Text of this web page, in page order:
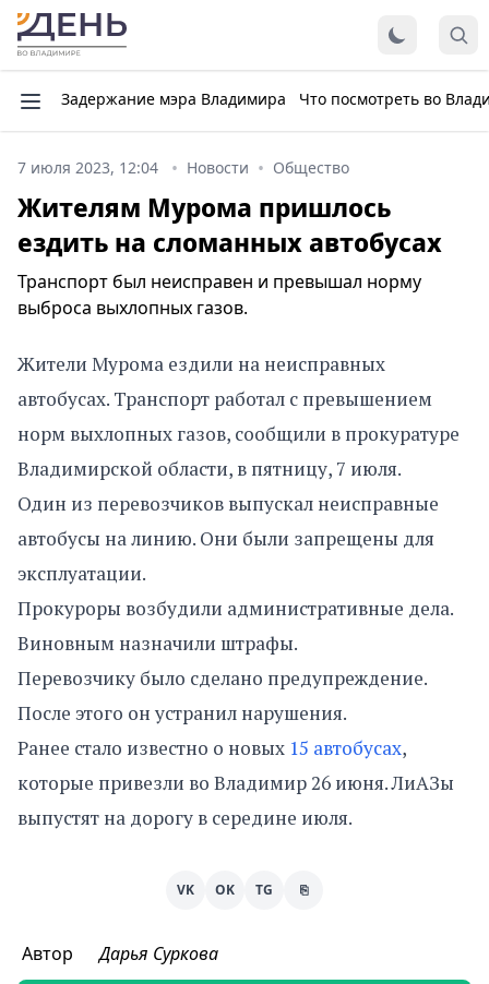
Задержание мэра Владимира Что посмотреть во
7 июля 2023, 12:04 Новости Общество
Жителям Мурома пришлось
ездить на сломанных автобусах
Транспорт был неисправен и превышал норму
выброса выхлопных газов.
Жители Мурома ездили на неисправных
автобусах. Транспорт работал с превышением
норм выхлопных газов, сообщили в прокуратуре
Владимирской области, в пятницу, 7 июля.
Один из перевозчиков выпускал неисправные
автобусы на линию. Они были запрещены для
эксплуатации.
Прокуроры возбудили административные дела.
Виновным назначили штрафы.
Перевозчику было сделано предупреждение.
После этого он устранил нарушения.
Ранее стало известно о новых 15 автобусах,
которые привезли во Владимир 26 июня. ЛиАЗы
выпустят на дорогу в середине июля.
VK OK TG ⎘
Автор Дарья Суркова